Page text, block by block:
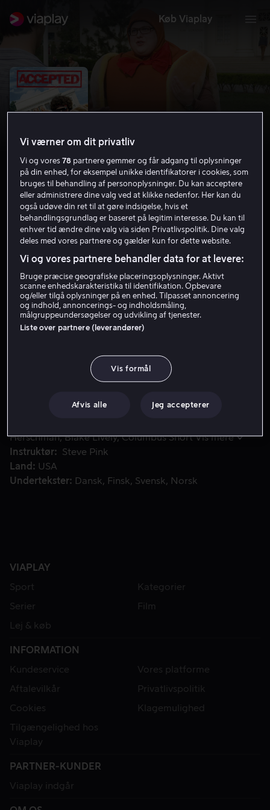
Køb Viaplay
Accepted
6.4 Komedie 2006 1 t. 29 min
11 år
Lej 49 kr
Køb 89 kr
Bartleby får det ene efter det andet brev om, at han ikke
Bartleby får det ene efter det andet brev om, at han
ikke er kommet ind på diverse colleges. Hvad skal han
Herschman Blake Lively Columbus Short Vis mere
Instruktør
Steve Pink
Land
USA
Undertekster
Dansk Finsk Svensk Norsk
VIAPLAY
Sport
Kategorier
Serier
Film
Lej & køb
INFORMATION
Kundeservice
Vores platforme
Aftalevilkår
Privatlivspolitik
Cookies
Klagemulighed
Tilgængelighed hos
Viaplay
PARTNER-KUNDER
Viaplay indgår
Vi værner om dit privatliv
Vi og vores78 partnere gemmer og får adgang til oplysninger
på din enhed, for eksempel unikke identifikatorer i cookies, som
bruges til behandling af personoplysninger. Du kan acceptere
eller administrere dine valg ved at klikke nedenfor. Her kan du
også udøve din ret til at gøre indsigelse, hvis et
behandlingsgrundlag er baseret på legitim interesse. Du kan til
enhver tid ændre dine valg via siden Privatlivspolitik. Dine valg
deles med vores partnere og gælder kun for dette website.
Vi og vores partnere behandler data for at levere:
Bruge præcise geografiske placeringsoplysninger. Aktivt
scanne enhedskarakteristika til identifikation. Opbevare
og/eller tilgå oplysninger på en enhed. Tilpasset annoncering
og indhold, annoncerings- og indholdsmåling,
målgruppeundersøgelser og udvikling af tjenester.
Liste over partnere (leverandører)
Vis formål
Afvis alle Jeg accepterer